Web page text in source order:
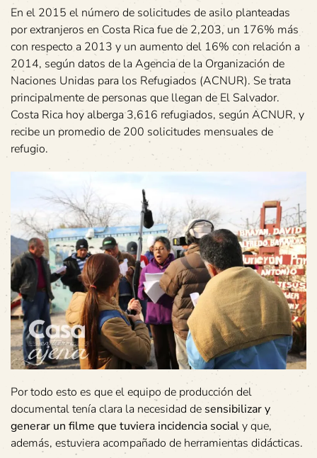
En el 2015 el número de solicitudes de asilo planteadas
por extranjeros en Costa Rica fue de 2,203, un 176% más
con respecto a 2013 y un aumento del 16% con relación a
2014, según datos de la Agencia de la Organización de
Naciones Unidas para los Refugiados (ACNUR). Se trata
principalmente de personas que llegan de El Salvador.
Costa Rica hoy alberga 3,616 refugiados, según ACNUR, y
recibe un promedio de 200 solicitudes mensuales de
refugio.
Por todo esto es que el equipo de producción del
documental tenía clara la necesidad de sensibilizar y
generar un filme que tuviera incidencia socialy que,
además, estuviera acompañado de herramientas didácticas.